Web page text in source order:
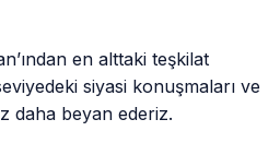
en alttaki teşkilat
siyasi konuşmaları ve
daha beyan ederiz.